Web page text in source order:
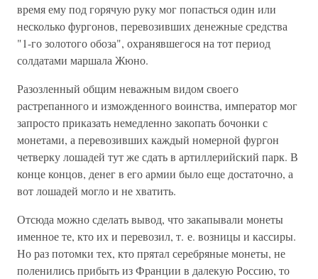
время ему под горячую руку мог попасться один или
несколько фургонов, перевозивших денежные средства
"1-го золотого обоза", охранявшегося на тот период
солдатами маршала Жюно.
Разозленный общим неважным видом своего
растрепанного и изможденного воинства, император мог
запросто приказать немедленно закопать бочонки с
монетами, а перевозивших каждый номерной фургон
четверку лошадей тут же сдать в артиллерийский парк. В
конце концов, денег в его армии было еще достаточно, а
вот лошадей могло и не хватить.
Отсюда можно сделать вывод, что закапывали монеты
именное те, кто их и перевозил, т. е. возницы и кассиры.
Но раз потомки тех, кто прятал серебряные монеты, не
поленились прибыть из Франции в далекую Россию, то